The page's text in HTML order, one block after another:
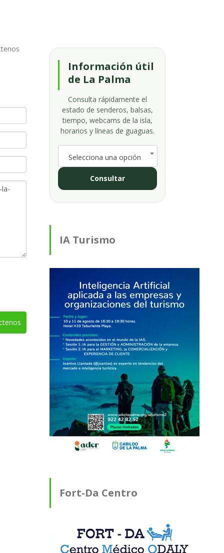
Información útil
de La Palma
Consulta rápidamente el
estado de senderos, balsas,
tiempo, webcams de la isla,
horarios y líneas de guaguas.
Selecciona una opción
Consultar
IA Turismo
Fort-Da Centro